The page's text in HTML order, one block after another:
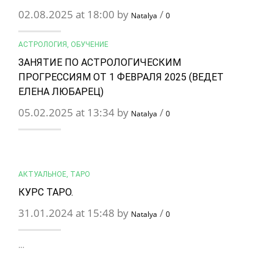
02.08.2025 at 18:00 by Natalya / 0
АСТРОЛОГИЯ , ОБУЧЕНИЕ
ЗАНЯТИЕ ПО АСТРОЛОГИЧЕСКИМ
ПРОГРЕССИЯМ ОТ 1 ФЕВРАЛЯ 2025 (ВЕДЕТ
ЕЛЕНА ЛЮБАРЕЦ)
05.02.2025 at 13:34 by Natalya / 0
АКТУАЛЬНОЕ, ТАРО
КУРС ТАРО.
31.01.2024 at 15:48 by Natalya / 0
…